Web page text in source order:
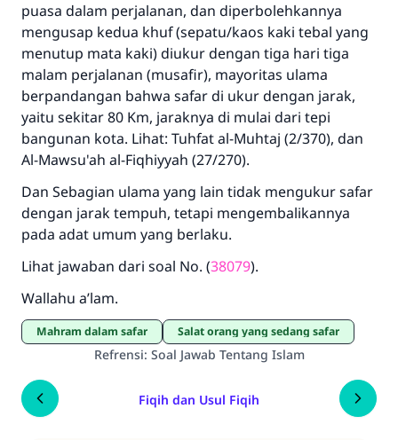
puasa dalam perjalanan, dan diperbolehkannya
mengusap kedua khuf (sepatu/kaos kaki tebal yang
menutup mata kaki) diukur dengan tiga hari tiga
malam perjalanan (musafir), mayoritas ulama
berpandangan bahwa safar di ukur dengan jarak,
yaitu sekitar 80 Km, jaraknya di mulai dari tepi
bangunan kota. Lihat: Tuhfat al-Muhtaj (2/370), dan
Al-Mawsu'ah al-Fiqhiyyah (27/270).
Dan Sebagian ulama yang lain tidak mengukur safar
dengan jarak tempuh, tetapi mengembalikannya
pada adat umum yang berlaku.
Lihat jawaban dari soal No. (38079).
Wallahu a’lam.
Mahram dalam safar Salat orang yang sedang safar
Refrensi: Soal Jawab Tentang Islam
Fiqih dan Usul Fiqih